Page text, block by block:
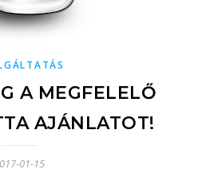
A MEGFELELŐ
AJÁNLATOT!
01-15